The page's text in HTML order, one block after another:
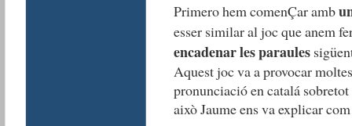
Primero hem comenÇar amb
esser similar al joc que anem
encadenar les paraules
Aquest joc va a provocar
pronunciació en catalá
això Jaume ens va explicar